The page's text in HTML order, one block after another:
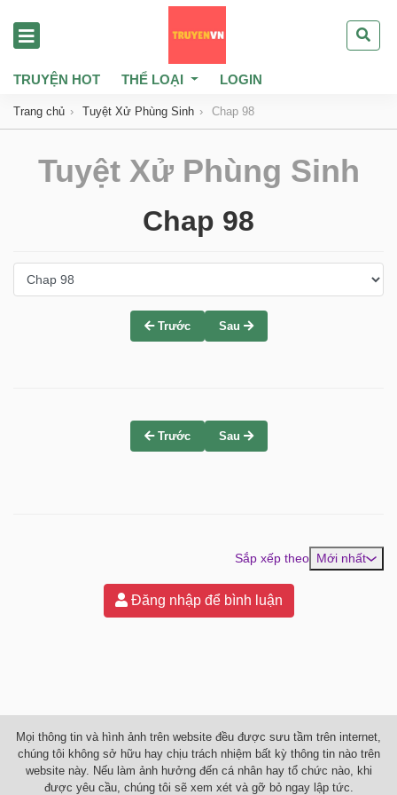
TRUYỆN HOT THỂ LOẠI LOGIN
Trang chủ Tuyệt Xử Phùng Sinh Chap 98
Tuyệt Xử Phùng Sinh
Chap 98
Trước Sau
Trước Sau
Sắp xếp theo Mới nhất
Đăng nhập để bình luận
Mọi thông tin và hình ảnh trên website đều được sưu tầm trên internet,
chúng tôi không sở hữu hay chịu trách nhiệm bất kỳ thông tin nào trên
website này. Nếu làm ảnh hưởng đến cá nhân hay tổ chức nào, khi
được yêu cầu, chúng tôi sẽ xem xét và gỡ bỏ ngay lập tức.